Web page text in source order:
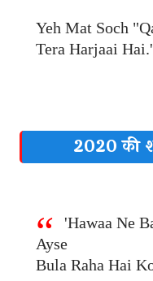
Yeh Mat Soch
Tera Harjaai Hai.'
2020 की
'Hawaa Ne
Ayse
Bula Raha Hai